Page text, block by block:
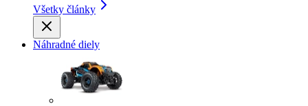
Všetky články
Náhradné diely